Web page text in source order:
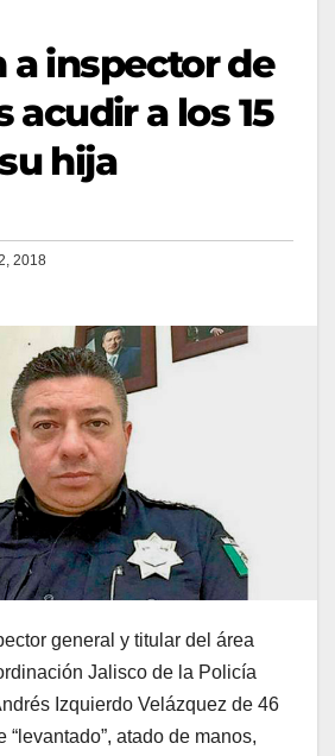
a inspector de
acudir a los 15
hija
2018
general y titular del área
Jalisco de la Policía
Izquierdo Velázquez de 46
“levantado”, atado de manos,